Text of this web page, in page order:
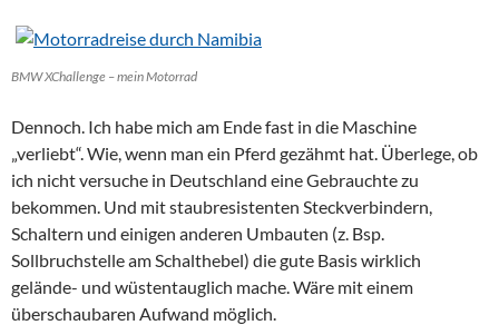
BMW XChallenge – mein Motorrad
Dennoch. Ich habe mich am Ende fast in die Maschine
„verliebt“. Wie, wenn man ein Pferd gezähmt hat. Überlege, ob
ich nicht versuche in Deutschland eine Gebrauchte zu
bekommen. Und mit staubresistenten Steckverbindern,
Schaltern und einigen anderen Umbauten (z. Bsp.
Sollbruchstelle am Schalthebel) die gute Basis wirklich
gelände- und wüstentauglich mache. Wäre mit einem
überschaubaren Aufwand möglich.